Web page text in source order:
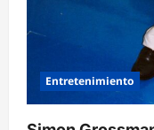
Entretenimiento